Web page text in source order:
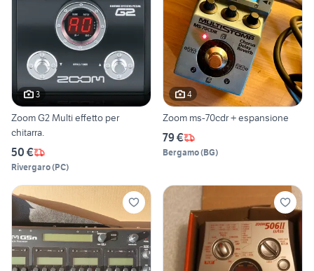
3
Zoom G2 Multi effetto per
chitarra.
50 €
Rivergaro(PC)
4
Zoom ms-70cdr + espansione
79 €
Bergamo(BG)